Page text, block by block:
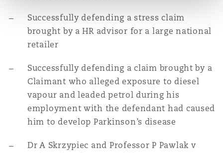
Successfully defending a stress claim
brought by a HR advisor for a large national
retailer
Successfully defending a claim brought by a
Claimant who alleged exposure to diesel
vapour and leaded petrol during his
employment with the defendant had caused
him to develop Parkinson’s disease
Dr A Skrzypiec and Professor P Pawlak v